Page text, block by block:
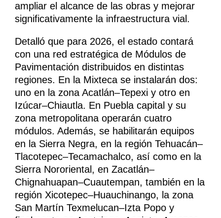
ampliar el alcance de las obras y mejorar
significativamente la infraestructura vial.
Detalló que para 2026, el estado contará
con una red estratégica de Módulos de
Pavimentación distribuidos en distintas
regiones. En la Mixteca se instalarán dos:
uno en la zona Acatlán–Tepexi y otro en
Izúcar–Chiautla. En Puebla capital y su
zona metropolitana operarán cuatro
módulos. Además, se habilitarán equipos
en la Sierra Negra, en la región Tehuacán–
Tlacotepec–Tecamachalco, así como en la
Sierra Nororiental, en Zacatlán–
Chignahuapan–Cuautempan, también en la
región Xicotepec–Huauchinango, la zona
San Martín Texmelucan–Izta Popo y